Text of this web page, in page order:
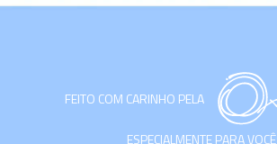
FEITO COM CARINHO PELA
ESPECIALMENTE PARA VOCÊ